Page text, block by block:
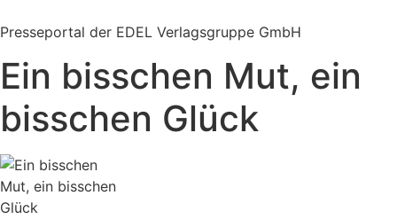
Inhalt
Presseportal der EDEL Verlagsgruppe GmbH
Ein bisschen Mut, ein
bisschen Glück